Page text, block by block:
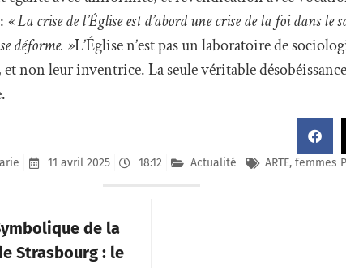
« La crise de l’Église est d’abord une crise de la foi dans le
déforme. »L’Église n’est pas un laboratoire de
non leur inventrice. La seule véritable
11 avril 2025 18:12 Actualité ARTE, femmes
de la
Strasbourg : le